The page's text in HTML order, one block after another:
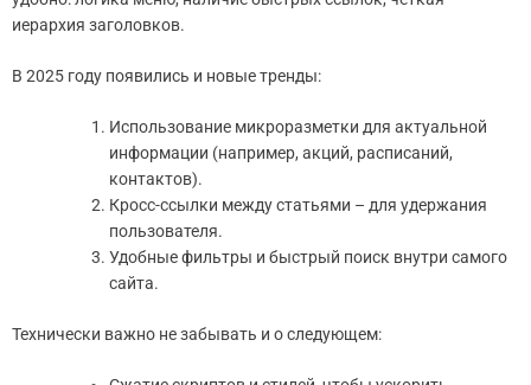
иерархия заголовков.
В 2025 году появились и новые тренды:
Использование микроразметки для актуальной
информации (например, акций, расписаний,
контактов).
Кросс-ссылки между статьями – для удержания
пользователя.
Удобные фильтры и быстрый поиск внутри самого
сайта.
Технически важно не забывать и о следующем: